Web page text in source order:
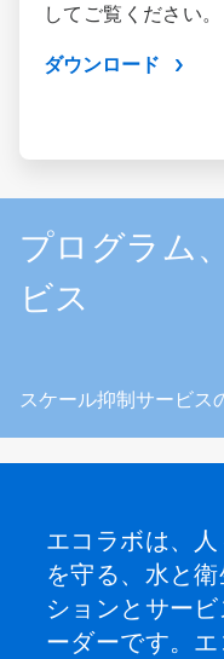
してご覧ください。
ダウンロード
プログラム
ビス
スケール抑制サービス
エコラボは、
を守る、水と
ションとサー
ーダーです。